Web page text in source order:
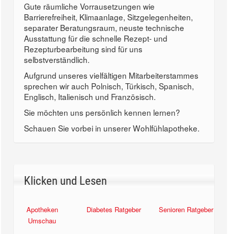
Gute räumliche Vorrausetzungen wie
Barrierefreiheit, Klimaanlage, Sitzgelegenheiten,
separater Beratungsraum, neuste technische
Ausstattung für die schnelle Rezept- und
Rezepturbearbeitung sind für uns
selbstverständlich.
Aufgrund unseres vielfältigen Mitarbeiterstammes
sprechen wir auch Polnisch, Türkisch, Spanisch,
Englisch, Italienisch und Französisch.
Sie möchten uns persönlich kennen lernen?
Schauen Sie vorbei in unserer Wohlfühlapotheke.
Klicken und Lesen
Apotheken
Umschau
Diabetes Ratgeber Senioren Ratgeber